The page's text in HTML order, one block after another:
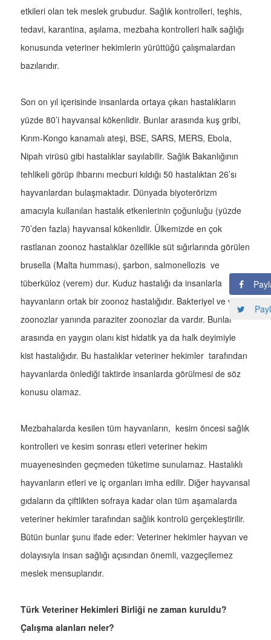
etkileri olan tek meslek grubudur. Sağlık kontrolleri, teşhis,
tedavi, karantina, aşılama, mezbaha kontrolleri halk sağlığı
konusunda veteriner hekimlerin yürüttüğü çalışmalardan
bazılarıdır.
Son on yıl içerisinde insanlarda ortaya çıkan hastalıkların
yüzde 80’i hayvansal kökenlidir. Bunlar arasında kuş gribi,
Kırım-Kongo kanamalı ateşi, BSE, SARS, MERS, Ebola,
Nipah virüsü gibi hastalıklar sayılabilir. Sağlık Bakanlığının
tehlikeli görüp ihbarını mecburi kıldığı 50 hastalıktan 26’sı
hayvanlardan bulaşmaktadır. Dünyada biyoterörizm
amacıyla kullanılan hastalık etkenlerinin çoğunluğu (yüzde
70’den fazla) hayvansal kökenlidir. Ülkemizde en çok
rastlanan zoonoz hastalıklar özellikle süt sığırlarında görülen
brusella (Malta humması), şarbon, salmonellozis ve
tüberküloz (verem) dur. Kuduz hastalığı da insanlarla
hayvanların ortak bir zoonoz hastalığıdır. Bakteriyel ve viral
zoonozlar yanında paraziter zoonozlar da vardır. Bunlar
arasında en yaygın olanı kist hidatik ya da halk deyimiyle
kist hastalığıdır. Bu hastalıklar veteriner hekimler tarafından
hayvanlarda önlediği taktirde insanlarda görülmesi de söz
konusu olamaz.
Mezbahalarda kesilen tüm hayvanların, kesim öncesi sağlık
kontrolleri ve kesim sonrası etleri veteriner hekim
muayenesinden geçmeden tüketime sunulamaz. Hastalıklı
hayvanların etleri ve iç organları imha edilir. Diğer hayvansal
gıdaların da çiftlikten sofraya kadar olan tüm aşamalarda
veteriner hekimler tarafından sağlık kontrolü gerçekleştirilir.
Bütün bunlar şunu ifade eder: Veteriner hekimler hayvan ve
dolayısıyla insan sağlığı açısından önemli, vazgeçilemez
meslek mensuplarıdır.
Türk Veteriner Hekimleri Birliği ne zaman kuruldu?
Çalışma alanları neler?